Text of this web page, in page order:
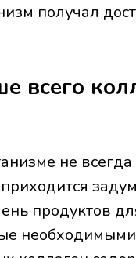
получал
всего
не
продуктов